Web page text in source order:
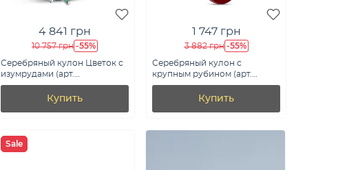
4 841 грн
10 757 грн -55%
Серебряный кулон Цветок с
изумрудами (арт.
7503/2042396Изм)
Купить
1 747 грн
3 882 грн -55%
Серебряный кулон с
крупным рубином (арт.
7503/2105916Р)
Купить
Sale